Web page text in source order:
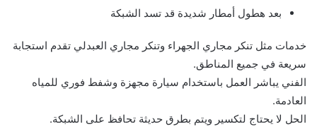
بعد هطول أمطار شديدة قد تسد الشبكة
خدمات مثل تنكر مجاري الجهراء وتنكر مجاري العبدلي تقدم استجابة
سريعة في جميع المناطق.
الفني يباشر العمل باستخدام سيارة مجهزة وشفط فوري للمياه
العادمة.
الحل لا يحتاج لتكسير ويتم بطرق حديثة تحافظ على الشبكة.